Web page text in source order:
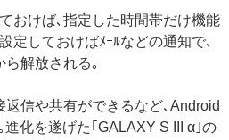
おけば､指定した時間帯だけ機能
定しておけばﾒｰﾙなどの通知で､
解放される｡
返信や共有ができるなど､Android
化を遂げた｢GALAXY S III α｣の